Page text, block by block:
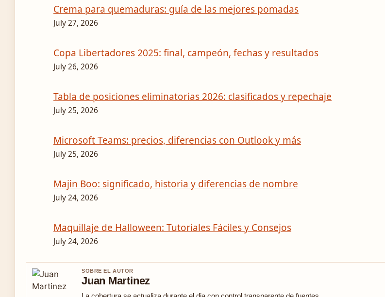
Crema para quemaduras: guía de las mejores pomadas
July 27, 2026
Copa Libertadores 2025: final, campeón, fechas y resultados
July 26, 2026
Tabla de posiciones eliminatorias 2026: clasificados y repechaje
July 25, 2026
Microsoft Teams: precios, diferencias con Outlook y más
July 25, 2026
Majin Boo: significado, historia y diferencias de nombre
July 24, 2026
Maquillaje de Halloween: Tutoriales Fáciles y Consejos
July 24, 2026
SOBRE EL AUTOR
Juan Martinez